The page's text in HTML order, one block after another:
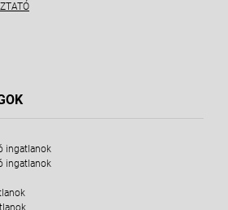
ingatlanok
ingatlanok